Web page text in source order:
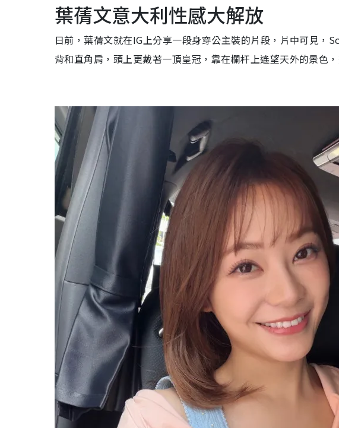
葉蒨文意大利性感大解放
日前，葉蒨文就在IG上分享一段身穿公主裝的片段，片中可見，
背和直角肩，頭上更戴著一頂皇冠，靠在欄杆上遙望天外的景色